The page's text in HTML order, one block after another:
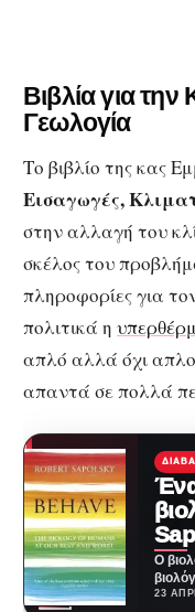
Βιβλία για
Γεωλογία
Το βιβλίο της κας
Εισαγωγές,
στην αλλαγή του
σκέλος του
πληροφορίες για
πολιτικά η
απλό αλλά όχι
απαντά σε πολλά
O
23